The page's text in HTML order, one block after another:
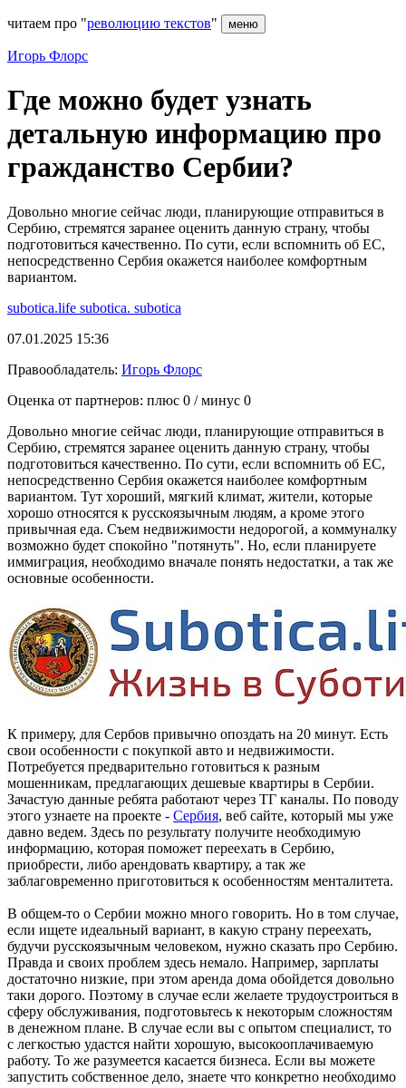
читаем про "революцию текстов" меню
Игорь Флорс
Где можно будет узнать
детальную информацию про
гражданство Сербии?
Довольно многие сейчас люди, планирующие отправиться в
Сербию, стремятся заранее оценить данную страну, чтобы
подготовиться качественно. По сути, если вспомнить об ЕС,
непосредственно Сербия окажется наиболее комфортным
вариантом.
subotica.life subotica. subotica
07.01.2025 15:36
Правообладатель: Игорь Флорс
Оценка от партнеров: плюс 0 / минус 0
Довольно многие сейчас люди, планирующие отправиться в
Сербию, стремятся заранее оценить данную страну, чтобы
подготовиться качественно. По сути, если вспомнить об ЕС,
непосредственно Сербия окажется наиболее комфортным
вариантом. Тут хороший, мягкий климат, жители, которые
хорошо относятся к русскоязычным людям, а кроме этого
привычная еда. Съем недвижимости недорогой, а коммуналку
возможно будет спокойно "потянуть". Но, если планируете
иммиграция, необходимо вначале понять недостатки, а так же
основные особенности.
К примеру, для Сербов привычно опоздать на 20 минут. Есть
свои особенности с покупкой авто и недвижимости.
Потребуется предварительно готовиться к разным
мошенникам, предлагающих дешевые квартиры в Сербии.
Зачастую данные ребята работают через ТГ каналы. По поводу
этого узнаете на проекте - Сербия, веб сайте, который мы уже
давно ведем. Здесь по результату получите необходимую
информацию, которая поможет переехать в Сербию,
приобрести, либо арендовать квартиру, а так же
заблаговременно приготовиться к особенностям менталитета.
В общем-то о Сербии можно много говорить. Но в том случае,
если ищете идеальный вариант, в какую страну переехать,
будучи русскоязычным человеком, нужно сказать про Сербию.
Правда и своих проблем здесь немало. Например, зарплаты
достаточно низкие, при этом аренда дома обойдется довольно
таки дорого. Поэтому в случае если желаете трудоустроиться в
сферу обслуживания, подготовьтесь к некоторым сложностям
в денежном плане. В случае если вы с опытом специалист, то
с легкостью удастся найти хорошую, высокооплачиваемую
работу. То же разумеется касается бизнеса. Если вы можете
запустить собственное дело, знаете что конкретно необходимо